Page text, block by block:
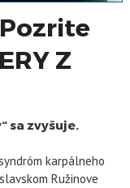
Z
sa zvyšuje.
karpálneho
Ružinove